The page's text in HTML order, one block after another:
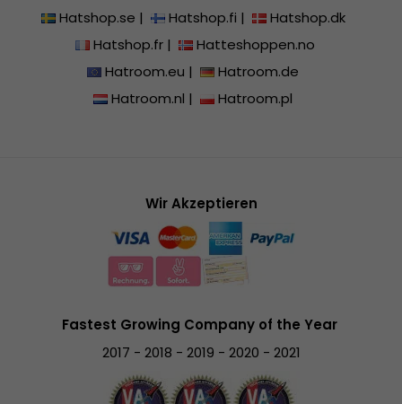
Hatshop.se | Hatshop.fi |
Hatshop.dk
Hatshop.fr|
Hatteshoppen.no
Hatroom.eu |
Hatroom.de
Hatroom.nl | Hatroom.pl
Wir Akzeptieren
Fastest Growing Company of the Year
2017 - 2018 - 2019 - 2020 - 2021